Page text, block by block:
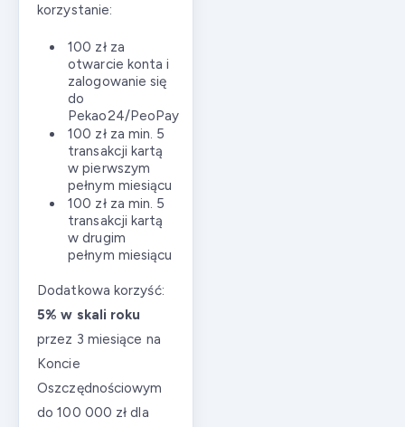
korzystanie:
100 zł za
otwarcie konta i
zalogowanie się
do
Pekao24/PeoPay
100 zł za min. 5
transakcji kartą
w pierwszym
pełnym miesiącu
100 zł za min. 5
transakcji kartą
w drugim
pełnym miesiącu
Dodatkowa korzyść:
5% w skali roku
przez 3 miesiące na
Koncie
Oszczędnościowym
do 100 000 zł dla